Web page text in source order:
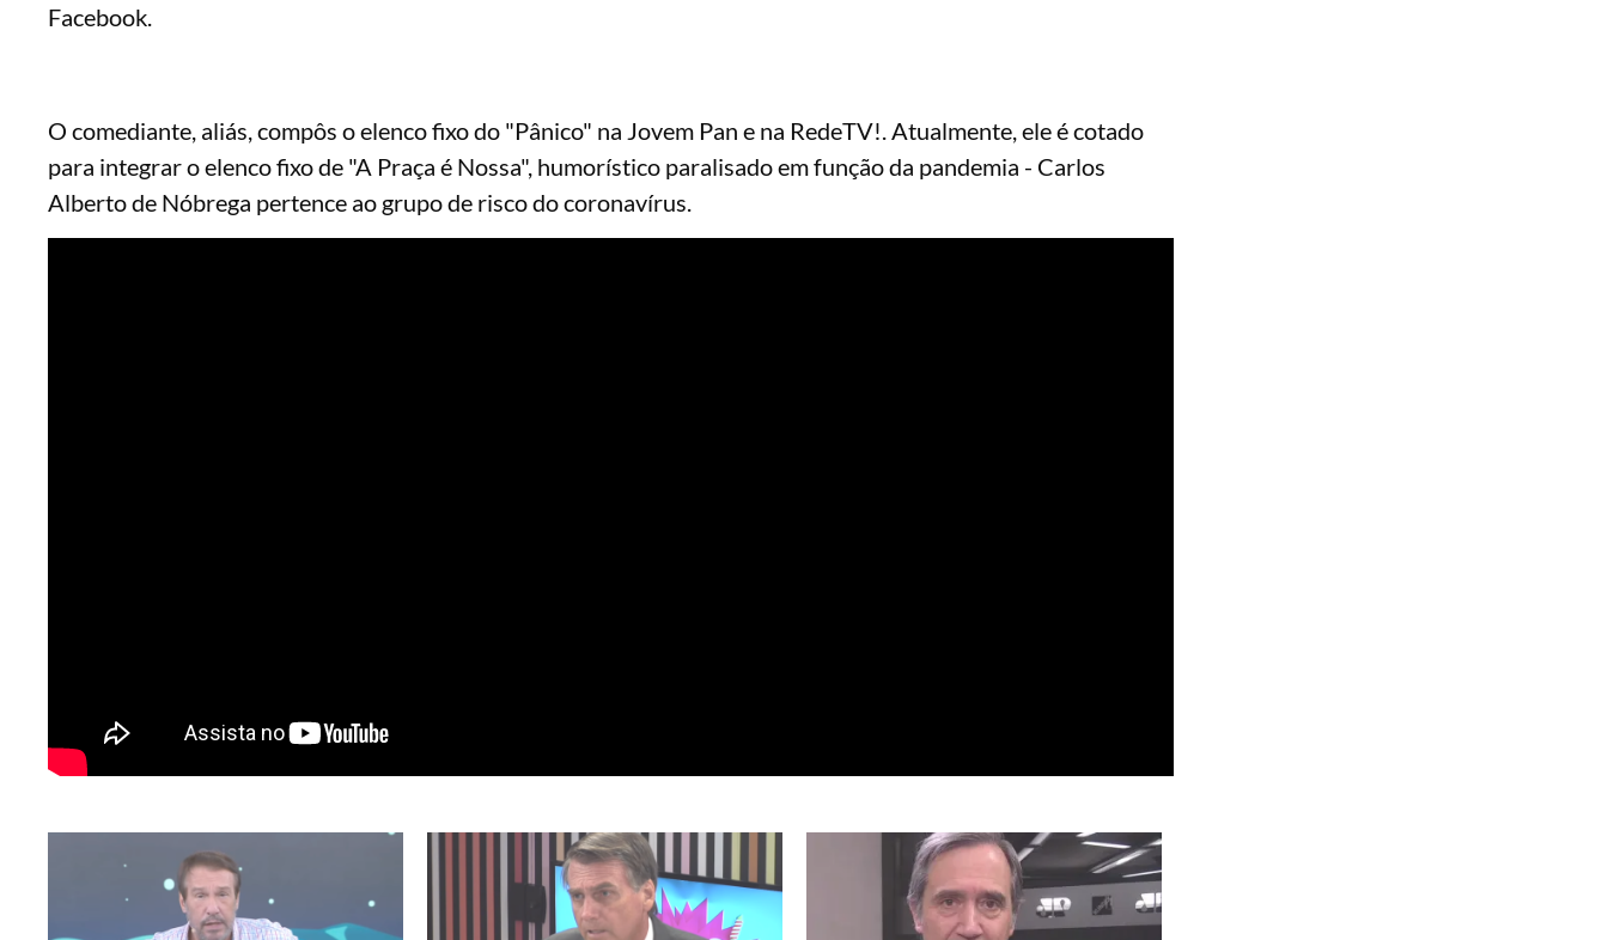
Facebook.
O comediante, aliás, compôs o elenco fixo do "Pânico" na Jovem Pan e na RedeTV!. Atualmente, ele é cotado
para integrar o elenco fixo de "A Praça é Nossa", humorístico paralisado em função da pandemia - Carlos
Alberto de Nóbrega pertence ao grupo de risco do coronavírus.